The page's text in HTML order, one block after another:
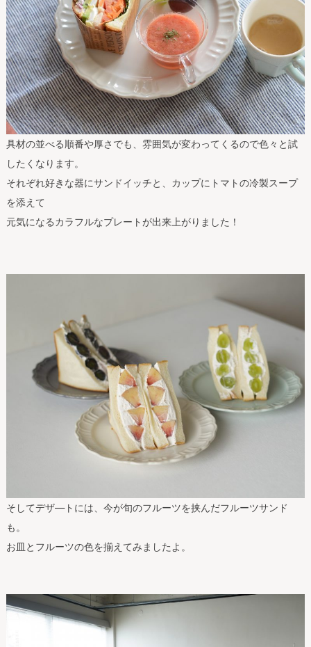
具材の並べる順番や厚さでも、雰囲気が変わってくるので色々と試
したくなります。
それぞれ好きな器にサンドイッチと、カップにトマトの冷製スープ
を添えて
元気になるカラフルなプレートが出来上がりました！
そしてデザ―トには、今が旬のフルーツを挟んだフルーツサンド
も。
お皿とフルーツの色を揃えてみましたよ。